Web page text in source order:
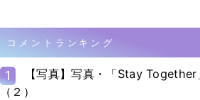
コメントランキング
1
【写真】写真・「Stay
（２）